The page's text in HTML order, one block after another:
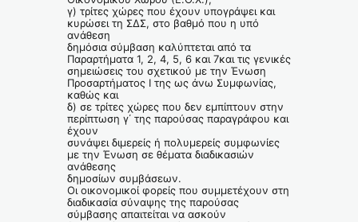
γ) τρίτες χώρες που έχουν υπογράψει και
κυρώσει τη ΣΔΣ, στο βαθμό που η υπό
ανάθεση
δημόσια σύμβαση καλύπτεται από τα
Παραρτήματα 1, 2, 4, 5, 6 και 7και τις γενικές
σημειώσεις του σχετικού με την Ένωση
Προσαρτήματος I της ως άνω Συμφωνίας,
καθώς και
δ) σε τρίτες χώρες που δεν εμπίπτουν στην
περίπτωση γ΄ της παρούσας παραγράφου και
έχουν
συνάψει διμερείς ή πολυμερείς συμφωνίες
με την Ένωση σε θέματα διαδικασιών
ανάθεσης
δημοσίων συμβάσεων.
Οι οικονομικοί φορείς που συμμετέχουν στη
διαδικασία σύναψης της παρούσας
σύμβασης απαιτείται να ασκούν